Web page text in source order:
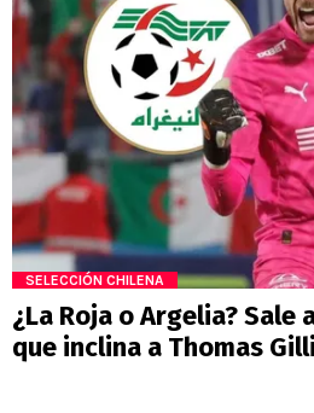
SELECCIÓN CHILENA
¿La Roja o Argelia? Sale
que inclina a Thomas